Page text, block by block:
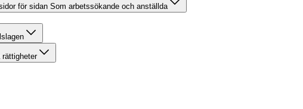
för sidan Som arbetssökande och anställda
rättigheter